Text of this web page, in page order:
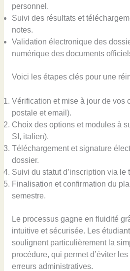
personnel.
Suivi des résultats et
notes.
Validation électronique des
numérique des documents
Voici les étapes clés pour une
Vérification et mise à jour de vos
postale et email).
Choix des options et modules à
SI, italien).
Téléchargement et signature
dossier.
Suivi du statut d’inscription via le
Finalisation et confirmation du
semestre.
Le processus gagne en fluidité
intuitive et sécurisée. Les
soulignent particulièrement la
procédure, qui permet d’éviter
erreurs administratives.